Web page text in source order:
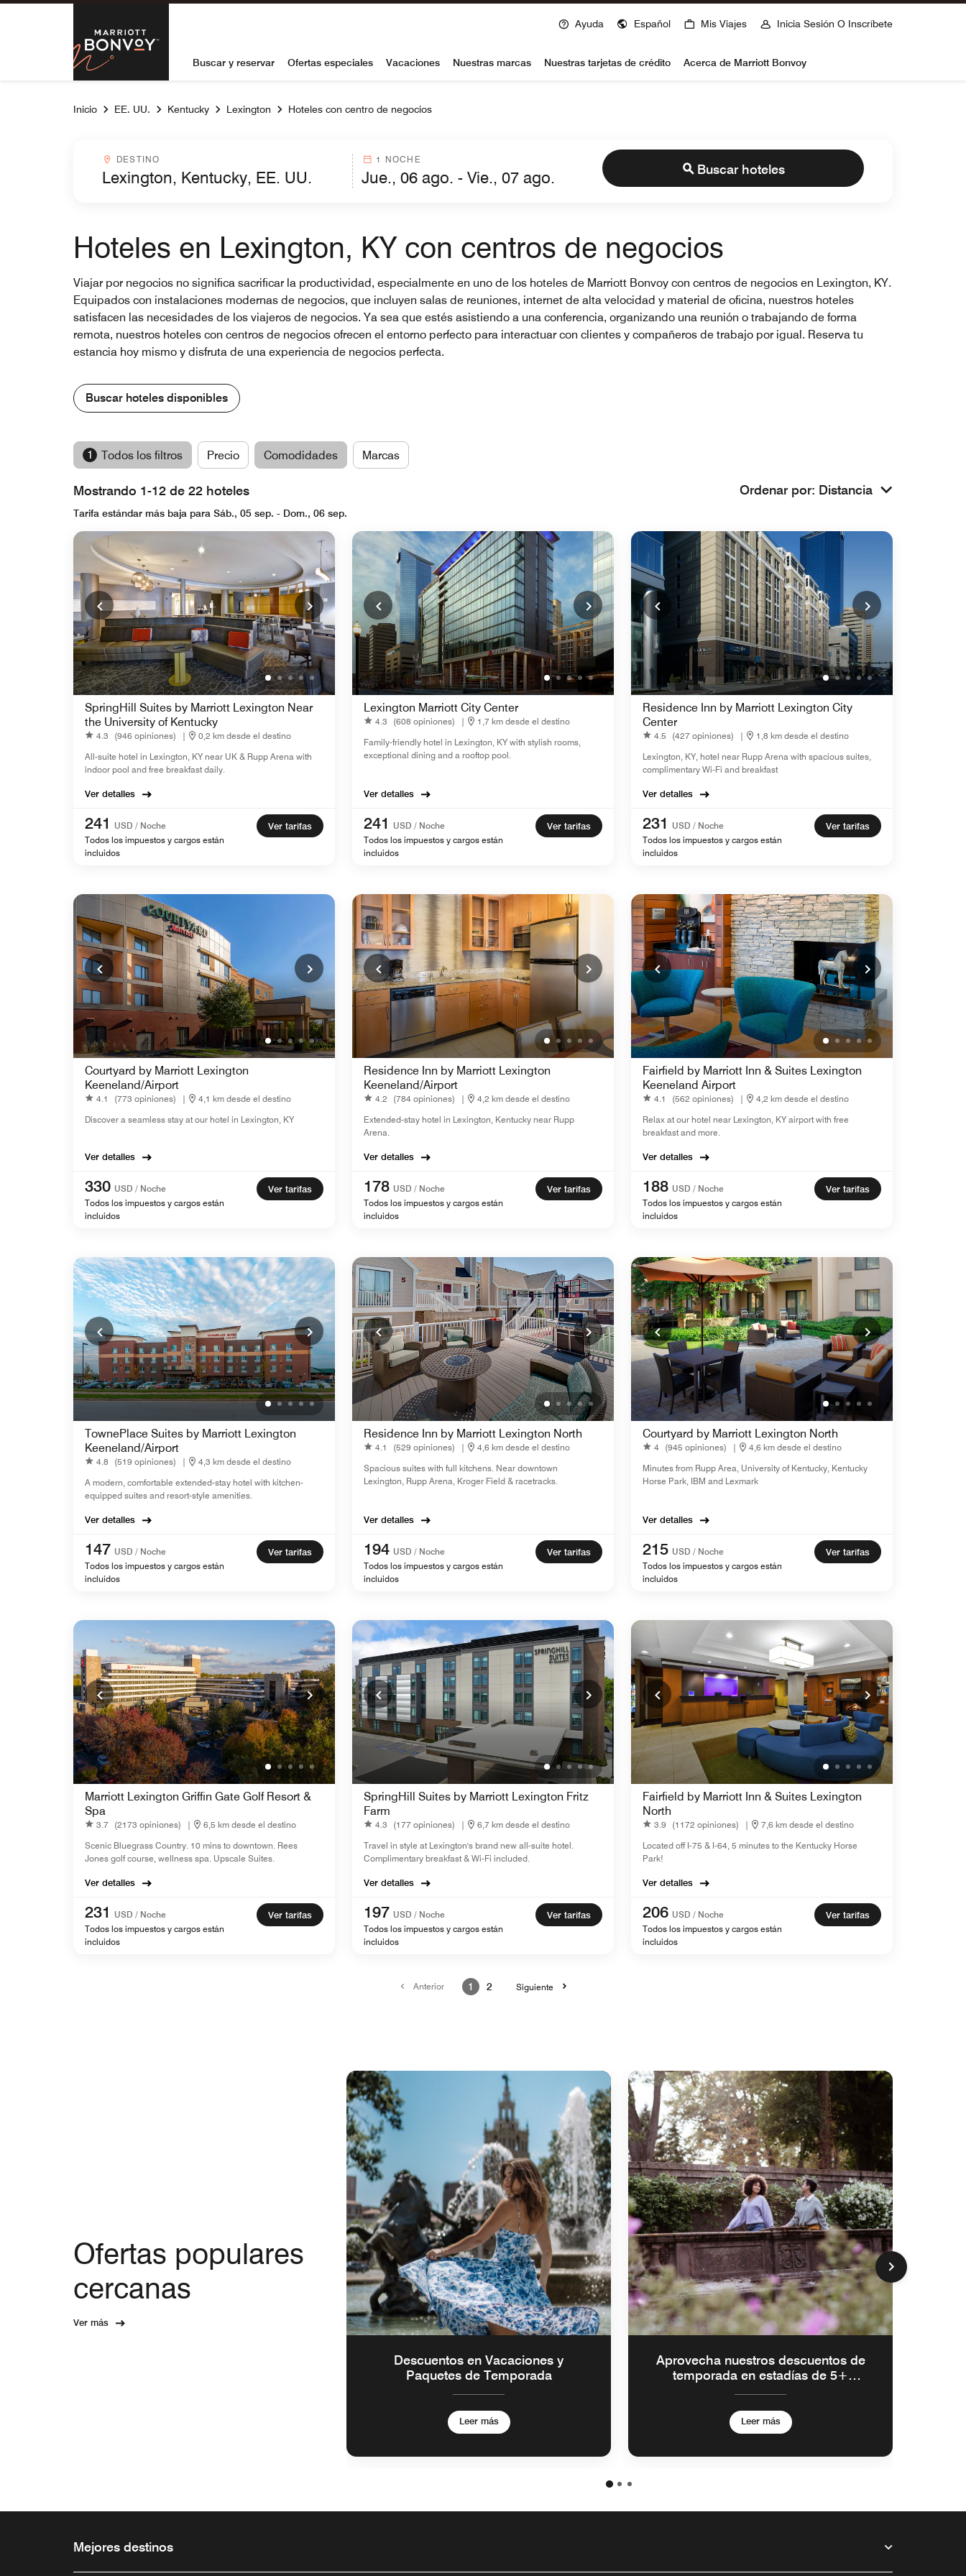
Skip to Content
Marriott Bonvoy
Ayuda Español Mis Viajes Inicia Sesión O Inscríbete
Buscar y reservar Ofertas especiales Vacaciones Nuestras marcas Nuestras tarjetas de crédito Acerca de Marriott Bonvoy
Inicio EE. UU. Kentucky Lexington Hoteles con centro de negocios
Destinocombobox
DESTINO 1 NOCHE
Buscar hoteles
Hoteles en Lexington, KY con centros de negocios
Viajar por negocios no significa sacrificar la productividad, especialmente en uno de los hoteles de Marriott Bonvoy con centros de negocios en Lexington, KY.
Equipados con instalaciones modernas de negocios, que incluyen salas de reuniones, internet de alta velocidad y material de oficina, nuestros hoteles
satisfacen las necesidades de los viajeros de negocios. Ya sea que estés asistiendo a una conferencia, organizando una reunión o trabajando de forma
remota, nuestros hoteles con centros de negocios ofrecen el entorno perfecto para interactuar con clientes y compañeros de trabajo por igual. Reserva tu
estancia hoy mismo y disfruta de una experiencia de negocios perfecta.
Buscar hoteles disponibles
1 Todos los filtros Precio Comodidades Marcas
Mostrando 1-12 de 22 hoteles Ordenar por: Distancia
Tarifa estándar más baja para Sáb., 05 sep. - Dom., 06 sep.
SpringHill Suites by Marriott Lexington Near
the University of Kentucky
4.3 (946 opiniones) |
0,2 km desde el destino
All-suite hotel in Lexington, KY near UK & Rupp Arena with
indoor pool and free breakfast daily.
Ver detalles
241
USD / Noche
Todos los impuestos y cargos están
incluidos
Ver tarifas
Lexington Marriott City Center
4.3 (608 opiniones) |
1,7 km desde el destino
Family-friendly hotel in Lexington, KY with stylish rooms,
exceptional dining and a rooftop pool.
Ver detalles
241
USD / Noche
Todos los impuestos y cargos están
incluidos
Ver tarifas
Residence Inn by Marriott Lexington City
Center
4.5 (427 opiniones) |
1,8 km desde el destino
Lexington, KY, hotel near Rupp Arena with spacious suites,
complimentary Wi-Fi and breakfast
Ver detalles
231
USD / Noche
Todos los impuestos y cargos están
incluidos
Ver tarifas
Courtyard by Marriott Lexington
Keeneland/Airport
4.1 (773 opiniones) |
4,1 km desde el destino
Discover a seamless stay at our hotel in Lexington, KY
Ver detalles
330 USD / Noche
Todos los impuestos y cargos están
incluidos
Ver tarifas
Residence Inn by Marriott Lexington
Keeneland/Airport
4.2 (784 opiniones) |
4,2 km desde el destino
Extended-stay hotel in Lexington, Kentucky near Rupp
Arena.
Ver detalles
178 USD / Noche
Todos los impuestos y cargos están
incluidos
Ver tarifas
Fairfield by Marriott Inn & Suites Lexington
Keeneland Airport
4.1 (562 opiniones) |
4,2 km desde el destino
Relax at our hotel near Lexington, KY airport with free
breakfast and more.
Ver detalles
188 USD / Noche
Todos los impuestos y cargos están
incluidos
Ver tarifas
TownePlace Suites by Marriott Lexington
Keeneland/Airport
4.8 (519 opiniones) |
4,3 km desde el destino
A modern, comfortable extended-stay hotel with kitchen-
equipped suites and resort-style amenities.
Ver detalles
147 USD / Noche
Todos los impuestos y cargos están
incluidos
Ver tarifas
Residence Inn by Marriott Lexington North
4.1 (529 opiniones) |
4,6 km desde el destino
Spacious suites with full kitchens. Near downtown
Lexington, Rupp Arena, Kroger Field & racetracks.
Ver detalles
194 USD / Noche
Todos los impuestos y cargos están
incluidos
Ver tarifas
Courtyard by Marriott Lexington North
4 (945 opiniones) |
4,6 km desde el destino
Minutes from Rupp Area, University of Kentucky, Kentucky
Horse Park, IBM and Lexmark
Ver detalles
215 USD / Noche
Todos los impuestos y cargos están
incluidos
Ver tarifas
Marriott Lexington Griffin Gate Golf Resort &
Spa
3.7 (2173 opiniones) |
6,5 km desde el destino
Scenic Bluegrass Country. 10 mins to downtown. Rees
Jones golf course, wellness spa. Upscale Suites.
Ver detalles
231
USD / Noche
Todos los impuestos y cargos están
incluidos
Ver tarifas
SpringHill Suites by Marriott Lexington Fritz
Farm
4.3 (177 opiniones) |
6,7 km desde el destino
Travel in style at Lexington's brand new all-suite hotel.
Complimentary breakfast & Wi-Fi included.
Ver detalles
197 USD / Noche
Todos los impuestos y cargos están
incluidos
Ver tarifas
Fairfield by Marriott Inn & Suites Lexington
North
3.9 (1172 opiniones) |
7,6 km desde el destino
Located off I-75 & I-64, 5 minutes to the Kentucky Horse
Park!
Ver detalles
206 USD / Noche
Todos los impuestos y cargos están
incluidos
Ver tarifas
Anterior 1 2 Siguiente
Ofertas populares
cercanas
Ver más
Descuentos en Vacaciones y
Paquetes de Temporada
Leer más
Aprovecha nuestros descuentos de
temporada en estadías de 5+
Leer más
Mejores destinos